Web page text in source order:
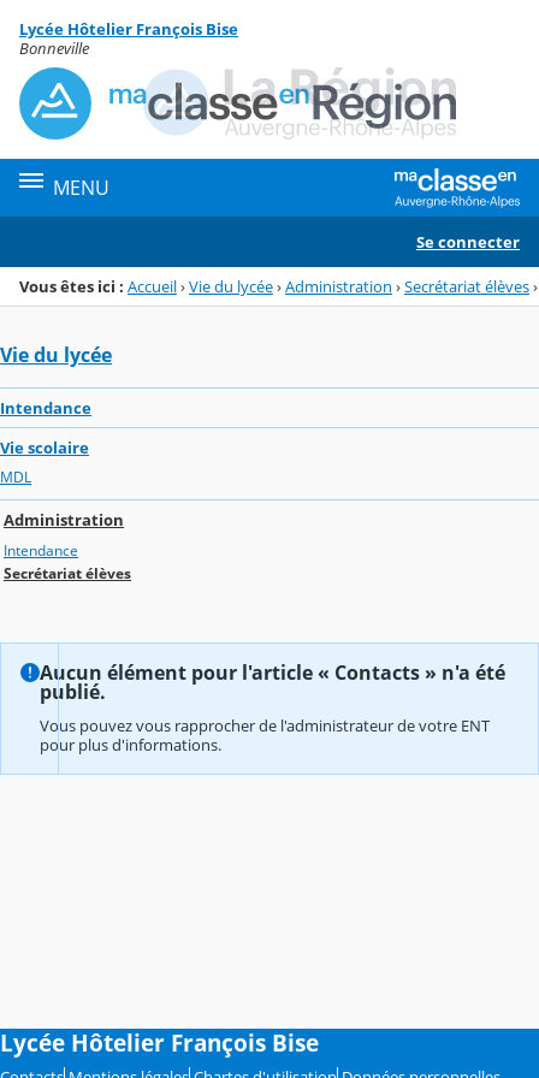
Menu de la rubrique
Contenu
Lycée Hôtelier François Bise
Bonneville
MENU
Se connecter
Vous êtes ici : Accueil›Vie du lycée›Administration ›Secrétariat élèves›
Vie du lycée
Intendance
Vie scolaire
MDL
Administration
Intendance
Secrétariat élèves
Aucun élément pour l'article « Contacts » n'a été
publié.
Vous pouvez vous rapprocher de l'administrateur de votre ENT
pour plus d'informations.
Lycée Hôtelier François Bise